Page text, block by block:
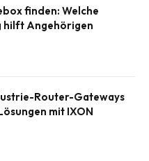
finden: Welche
hilft Angehörigen
Router-Gateways
mit IXON